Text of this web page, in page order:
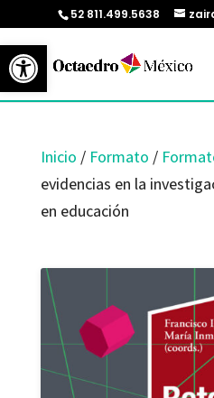
Abrir barra de herramientas
52 811.499.5638
Inicio / Formato /
evidencias en la
en educación